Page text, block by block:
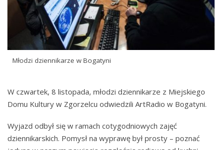
Młodzi dziennikarze w Bogatyni
W czwartek, 8 listopada, młodzi dziennikarze z Miejskiego
Domu Kultury w Zgorzelcu odwiedzili ArtRadio w Bogatyni.
Wyjazd odbył się w ramach cotygodniowych zajęć
dziennikarskich. Pomysł na wyprawę był prosty – poznać